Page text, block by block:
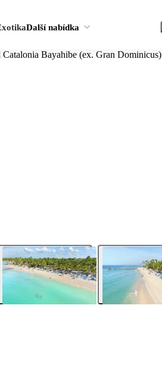
Další nabídka
Catalonia Bayahibe (ex. Gran Dominicus)